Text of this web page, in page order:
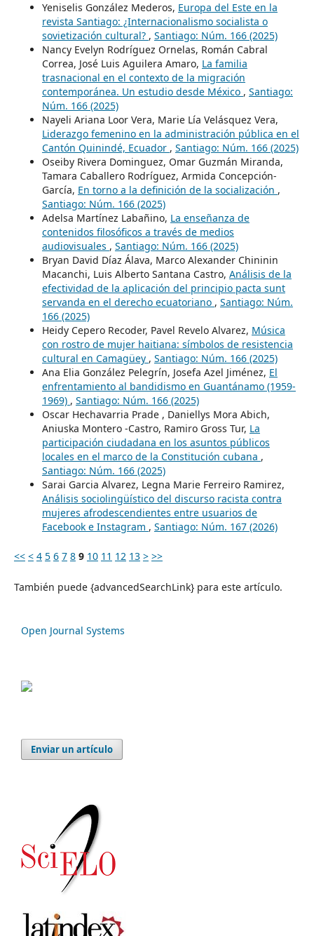
Yeniselis González Mederos, Europa del Este en la
revista Santiago: ¿Internacionalismo socialista o
sovietización cultural? , Santiago: Núm. 166 (2025)
Nancy Evelyn Rodríguez Ornelas, Román Cabral
Correa, José Luis Aguilera Amaro, La familia
trasnacional en el contexto de la migración
contemporánea. Un estudio desde México , Santiago:
Núm. 166 (2025)
Nayeli Ariana Loor Vera, Marie Lía Velásquez Vera,
Liderazgo femenino en la administración pública en el
Cantón Quinindé, Ecuador , Santiago: Núm. 166 (2025)
Oseiby Rivera Dominguez, Omar Guzmán Miranda,
Tamara Caballero Rodríguez, Armida Concepción-
García, En torno a la definición de la socialización ,
Santiago: Núm. 166 (2025)
Adelsa Martínez Labañino, La enseñanza de
contenidos filosóficos a través de medios
audiovisuales , Santiago: Núm. 166 (2025)
Bryan David Díaz Álava, Marco Alexander Chininin
Macanchi, Luis Alberto Santana Castro, Análisis de la
efectividad de la aplicación del principio pacta sunt
servanda en el derecho ecuatoriano , Santiago: Núm.
166 (2025)
Heidy Cepero Recoder, Pavel Revelo Alvarez, Música
con rostro de mujer haitiana: símbolos de resistencia
cultural en Camagüey , Santiago: Núm. 166 (2025)
Ana Elia González Pelegrín, Josefa Azel Jiménez, El
enfrentamiento al bandidismo en Guantánamo (1959-
1969) , Santiago: Núm. 166 (2025)
Oscar Hechavarria Prade , Daniellys Mora Abich,
Aniuska Montero -Castro, Ramiro Gross Tur, La
participación ciudadana en los asuntos públicos
locales en el marco de la Constitución cubana ,
Santiago: Núm. 166 (2025)
Sarai Garcia Alvarez, Legna Marie Ferreiro Ramirez,
Análisis sociolingüístico del discurso racista contra
mujeres afrodescendientes entre usuarios de
Facebook e Instagram , Santiago: Núm. 167 (2026)
<< < 4 5 6 7 8 9 10 11 12 13 > >>
También puede {advancedSearchLink} para este artículo.
Open Journal Systems
Enviar un artículo